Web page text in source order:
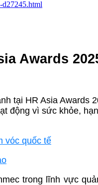
d27245.html
Awards
tại HR Asia Awards
động vì sức khỏe,
vóc quốc tế
trong lĩnh vực